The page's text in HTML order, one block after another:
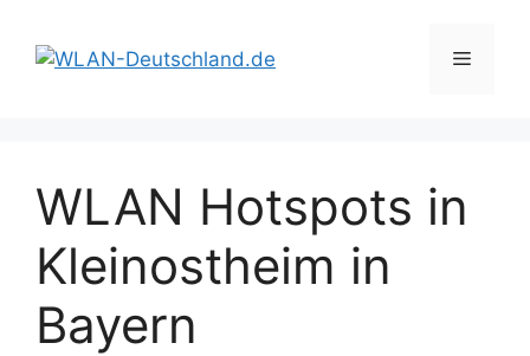
Inhalt
springen
Menü
WLAN Hotspots in
Kleinostheim in
Bayern